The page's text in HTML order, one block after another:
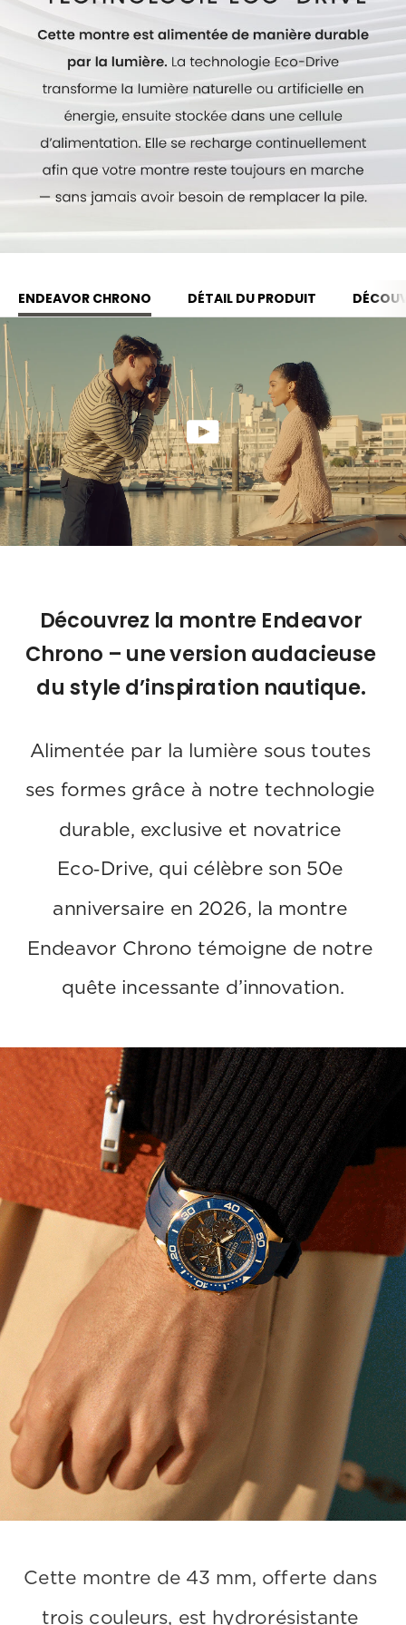
ENDEAVOR CHRONO DÉTAIL DU PRODUIT
Alimentée par la lumière sous toutes
ses formes grâce à notre technologie
durable, exclusive et novatrice
Eco‑Drive, qui célèbre son 50e
anniversaire en 2026, la montre
Endeavor Chrono témoigne de notre
quête incessante d’innovation.
Découvrez la montre Endeavor
Chrono – une version audacieuse
du style d’inspiration nautique.
Cette montre de 43 mm, offerte dans
trois couleurs, est hydrorésistante